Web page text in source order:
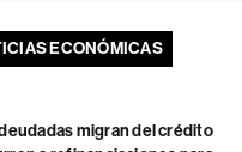
ECONÓMICAS
migran del crédito